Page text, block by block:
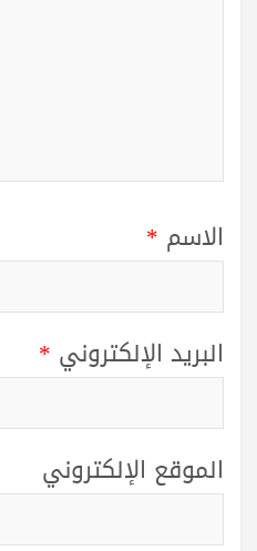
الاسم *
البريد الإلكتروني *
الموقع الإلكتروني